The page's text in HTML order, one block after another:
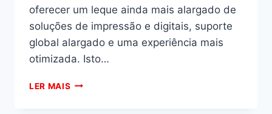
oferecer um leque ainda mais alargado de
soluções de impressão e digitais, suporte
global alargado e uma experiência mais
otimizada. Isto…
LER MAIS